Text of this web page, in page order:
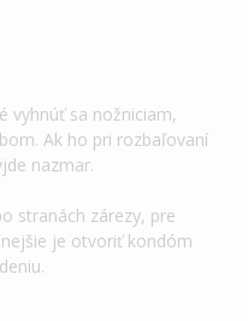
vyhnúť sa nožniciam,
Ak ho pri rozbaľovaní
nazmar.
stranách zárezy, pre
je otvoriť kondóm